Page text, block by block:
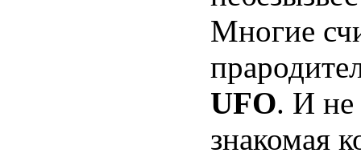
Многие
UFO. И не
знакомая